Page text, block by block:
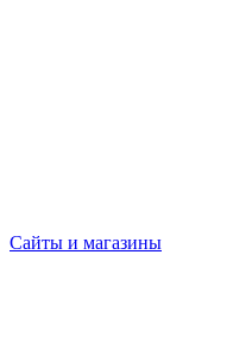
Сайты и магазины